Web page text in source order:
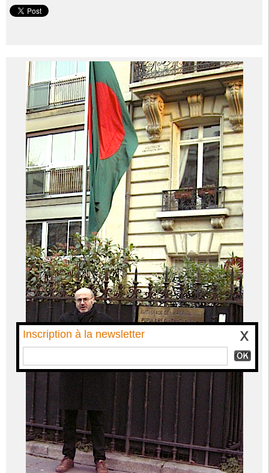
Inscription à la newsletter